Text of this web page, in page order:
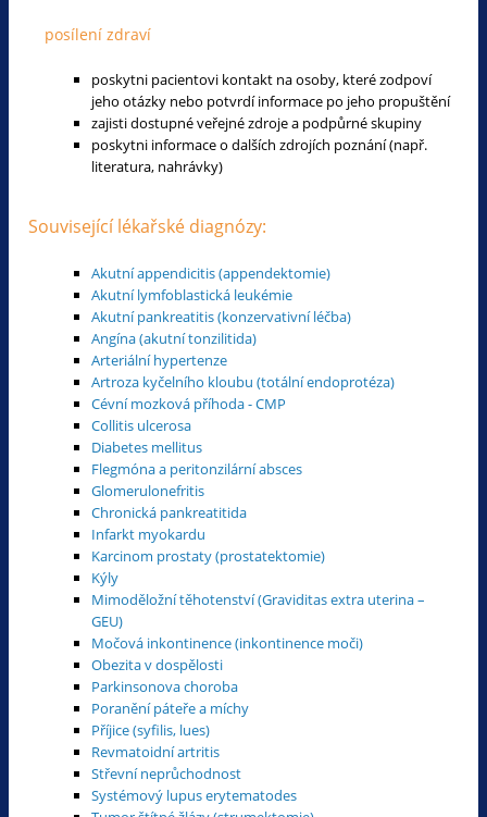
posílení zdraví
poskytni pacientovi kontakt na osoby, které zodpoví
jeho otázky nebo potvrdí informace po jeho propuštění
zajisti dostupné veřejné zdroje a podpůrné skupiny
poskytni informace o dalších zdrojích poznání (např.
literatura, nahrávky)
Související lékařské diagnózy:
Akutní appendicitis (appendektomie)
Akutní lymfoblastická leukémie
Akutní pankreatitis (konzervativní léčba)
Angína (akutní tonzilitida)
Arteriální hypertenze
Artroza kyčelního kloubu (totální endoprotéza)
Cévní mozková příhoda - CMP
Collitis ulcerosa
Diabetes mellitus
Flegmóna a peritonzilární absces
Glomerulonefritis
Chronická pankreatitida
Infarkt myokardu
Karcinom prostaty (prostatektomie)
Kýly
Mimoděložní těhotenství (Graviditas extra uterina –
GEU)
Močová inkontinence (inkontinence moči)
Obezita v dospělosti
Parkinsonova choroba
Poranění páteře a míchy
Příjice (syfilis, lues)
Revmatoidní artritis
Střevní neprůchodnost
Systémový lupus erytematodes